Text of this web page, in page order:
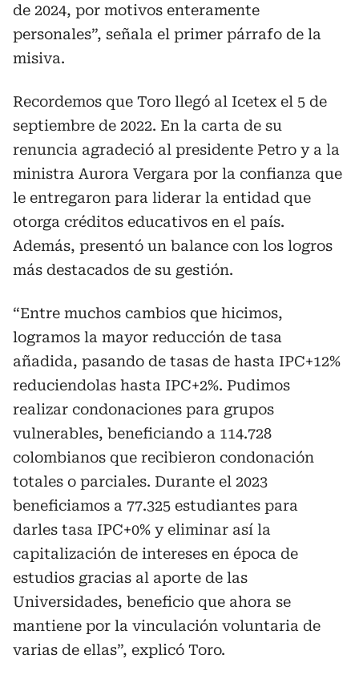
de 2024, por motivos enteramente
personales”, señala el primer párrafo de la
misiva.
Recordemos que Toro llegó al Icetex el 5 de
septiembre de 2022. En la carta de su
renuncia agradeció al presidente Petro y a la
ministra Aurora Vergara por la confianza que
le entregaron para liderar la entidad que
otorga créditos educativos en el país.
Además, presentó un balance con los logros
más destacados de su gestión.
“Entre muchos cambios que hicimos,
logramos la mayor reducción de tasa
añadida, pasando de tasas de hasta IPC+12%
reduciendolas hasta IPC+2%. Pudimos
realizar condonaciones para grupos
vulnerables, beneficiando a 114.728
colombianos que recibieron condonación
totales o parciales. Durante el 2023
beneficiamos a 77.325 estudiantes para
darles tasa IPC+0% y eliminar así la
capitalización de intereses en época de
estudios gracias al aporte de las
Universidades, beneficio que ahora se
mantiene por la vinculación voluntaria de
varias de ellas”, explicó Toro.